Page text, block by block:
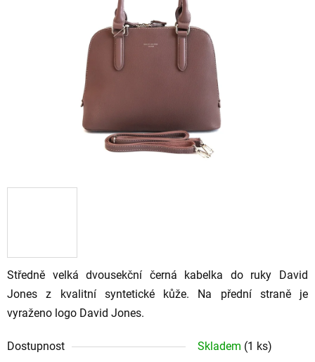
Středně velká dvousekční černá kabelka do ruky David
Jones z kvalitní syntetické kůže. Na přední straně je
vyraženo logo David Jones.
Dostupnost Skladem (1 ks)